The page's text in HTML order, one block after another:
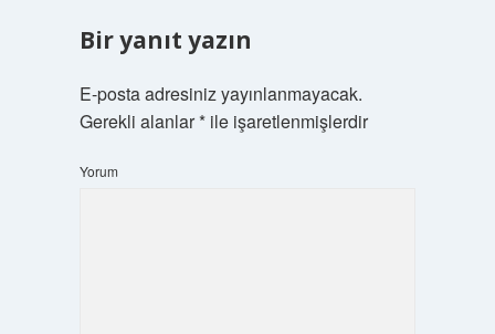
Bir yanıt yazın
E-posta adresiniz yayınlanmayacak.
Gerekli alanlar*ile işaretlenmişlerdir
Yorum